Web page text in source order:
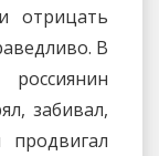
отрицать
В
забивал,
продвигал